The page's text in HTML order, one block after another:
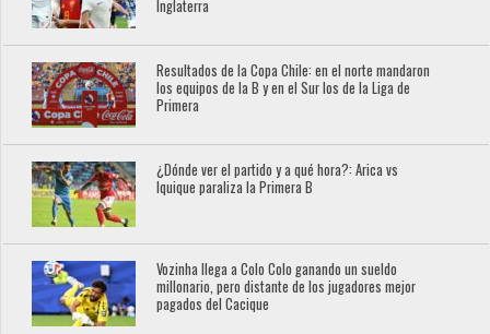
Inglaterra
Resultados de la Copa Chile: en el norte mandaron
los equipos de la B y en el Sur los de la Liga de
Primera
¿Dónde ver el partido y a qué hora?: Arica vs
Iquique paraliza la Primera B
Vozinha llega a Colo Colo ganando un sueldo
millonario, pero distante de los jugadores mejor
pagados del Cacique